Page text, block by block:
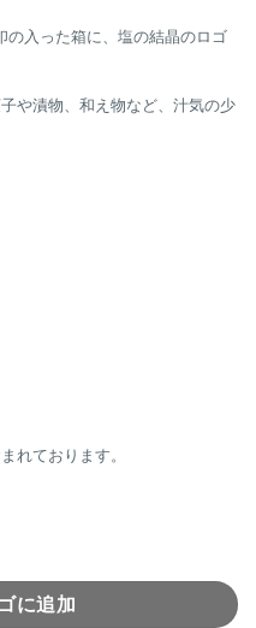
の入った箱に、塩の結晶のロゴ
や漬物、和え物など、汁気の少
れております。
4枚組個
に追加